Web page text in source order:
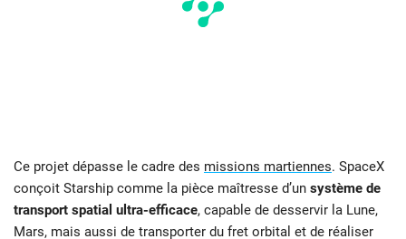
Ce projet dépasse le cadre des missions martiennes. SpaceX
conçoit Starship comme la pièce maîtresse d’un système de
transport spatial ultra-efficace, capable de desservir la Lune,
Mars, mais aussi de transporter du fret orbital et de réaliser